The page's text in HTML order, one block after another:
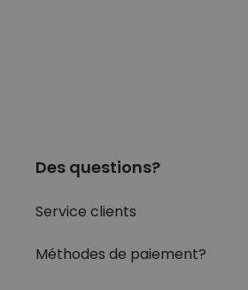
Des questions?
Service clients
Méthodes de paiement?